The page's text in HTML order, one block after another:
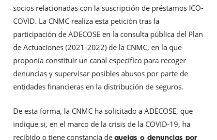
socios relacionadas con la suscripción de préstamos ICO-
COVID. La CNMC realiza esta petición tras la
participación de ADECOSE en la consulta pública del Plan
de Actuaciones (2021-2022) de la CNMC, en la que
proponía constituir un canal específico para recoger
denuncias y supervisar posibles abusos por parte de
entidades financieras en la distribución de seguros.
De esta forma, la CNMC ha solicitado a ADECOSE, que
indique si, en el marco de la crisis de la COVID-19, ha
recibido o tiene constancia de quejas o denuncias por